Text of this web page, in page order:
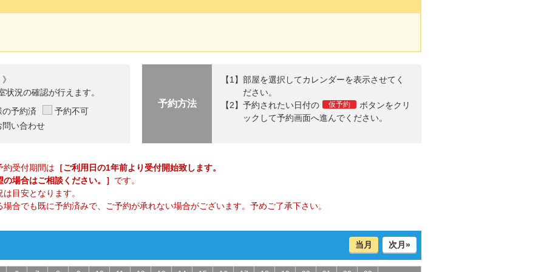
状況の確認が行えます。
の予約済
予約不可
問い合わせ
予約方法
部屋を選択してカレンダーを表示させてく
ださい。
予約されたい日付の
仮予約
ボタンをクリ
ックして予約画面へ進んでください。
約受付期間は ［ご利用日の1年前より受付開始致します。
場合はご相談ください。］ です。
目安となります。
合でも既に予約済みで、ご予約が承れない場合がございます。予めご了承下さい。
当月 次月»